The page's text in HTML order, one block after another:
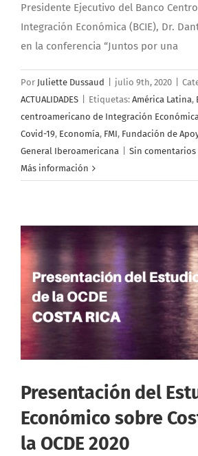
Presidente Ejecutivo del Banco
Integración Económica (BCIE), Dr.
en la conferencia “Juntos por una
Por Juliette Dussaud julio 9th, 2020
ACTUALIDADES
Etiquetas: América Latina,
centroamericano de Integración Económica
Covid-19, Economía, FMI, Fundación de
General Iberoamericana
Sin comentarios
Más información
Presentación del
Económico sobre
la OCDE 2020